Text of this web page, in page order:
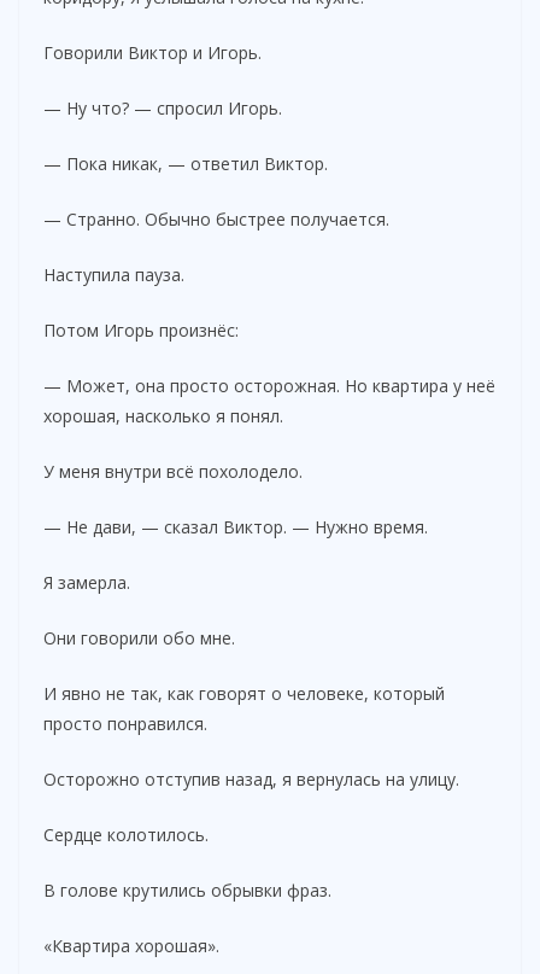
Говорили Виктор и Игорь.
— Ну что? — спросил Игорь.
— Пока никак, — ответил Виктор.
— Странно. Обычно быстрее получается.
Наступила пауза.
Потом Игорь произнёс:
— Может, она просто осторожная. Но квартира у неё
хорошая, насколько я понял.
У меня внутри всё похолодело.
— Не дави, — сказал Виктор. — Нужно время.
Я замерла.
Они говорили обо мне.
И явно не так, как говорят о человеке, который
просто понравился.
Осторожно отступив назад, я вернулась на улицу.
Сердце колотилось.
В голове крутились обрывки фраз.
«Квартира хорошая».